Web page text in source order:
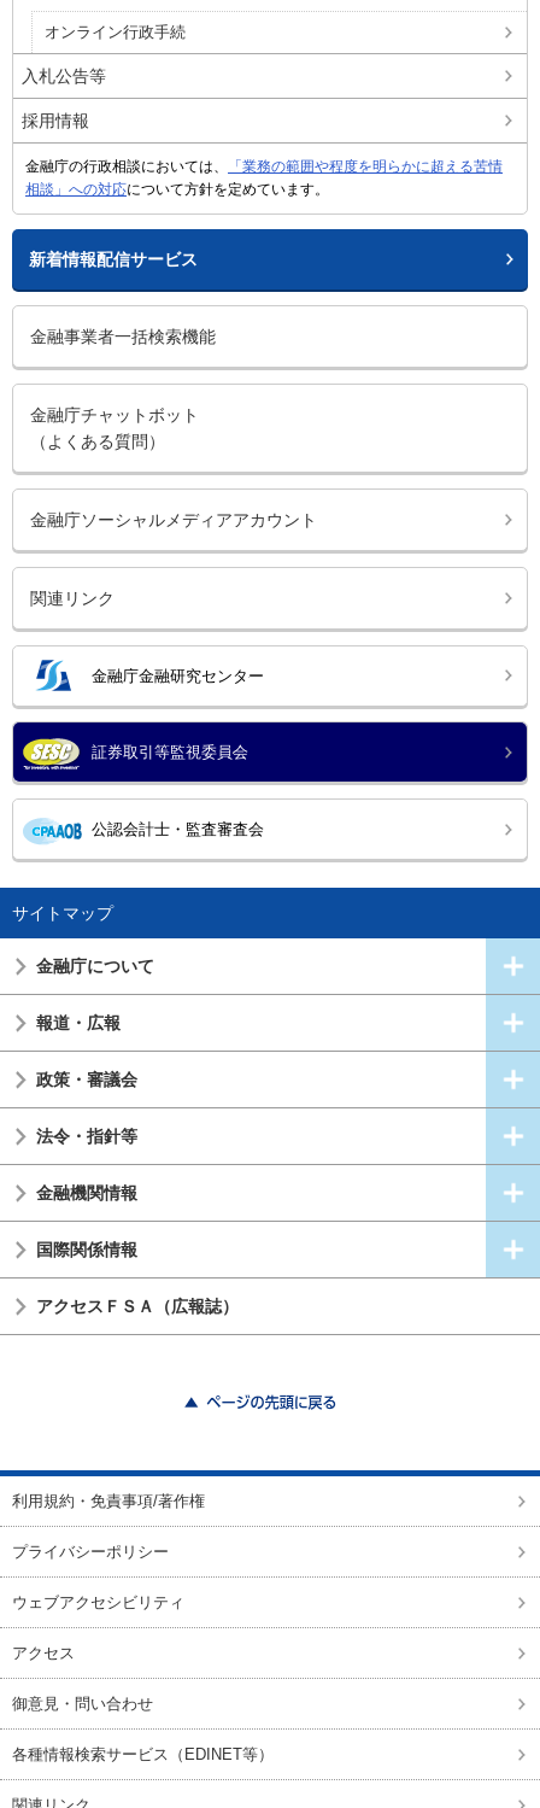
オンライン行政手続
入札公告等
採用情報
金融庁の行政相談においては、
「業務の範囲や程度を明らかに超える苦情
相談」への対応について方針を定めています。
新着情報配信サービス
金融事業者一括検索機能
金融庁チャットボット
（よくある質問）
金融庁ソーシャルメディアアカウント
関連リンク
金融庁金融研究センター
証券取引等監視委員会
公認会計士・監査審査会
サイトマップ
金融庁について
報道・広報
政策・審議会
法令・指針等
金融機関情報
国際関係情報
アクセスＦＳＡ（広報誌）
利用規約・免責事項/著作権
プライバシーポリシー
ウェブアクセシビリティ
アクセス
御意見・問い合わせ
各種情報検索サービス（EDINET等）